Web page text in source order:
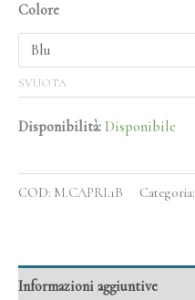
Colore
SVUOTA
Disponibilità: Disponibile
COD: M.CAPRI.1B Categoria:
Informazioni aggiuntive